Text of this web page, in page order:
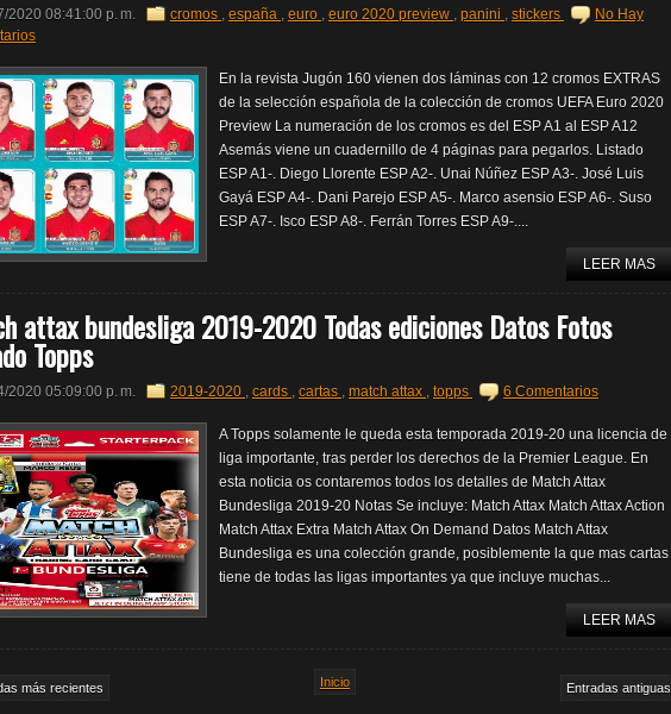
2020 08:41:00 p. m. cromos , españa , euro , euro 2020 preview , panini , stickers
No Hay
En la revista Jugón 160 vienen dos láminas con 12 cromos EXTRAS
de la selección española de la colección de cromos UEFA Euro 2020
Preview La numeración de los cromos es del ESP A1 al ESP A12
Asemás viene un cuadernillo de 4 páginas para pegarlos. Listado
ESP A1-. Diego Llorente ESP A2-. Unai Núñez ESP A3-. José Luis
Gayá ESP A4-. Dani Parejo ESP A5-. Marco asensio ESP A6-. Suso
ESP A7-. Isco ESP A8-. Ferrán Torres ESP A9-....
LEER MAS
attax bundesliga 2019-2020 Todas ediciones Datos Fotos
Topps
2020 05:09:00 p. m. 2019-2020 , cards , cartas , match attax , topps 6 Comentarios
A Topps solamente le queda esta temporada 2019-20 una licencia de
liga importante, tras perder los derechos de la Premier League. En
esta noticia os contaremos todos los detalles de Match Attax
Bundesliga 2019-20 Notas Se incluye: Match Attax Match Attax Action
Match Attax Extra Match Attax On Demand Datos Match Attax
Bundesliga es una colección grande, posiblemente la que mas cartas
tiene de todas las ligas importantes ya que incluye muchas...
LEER MAS
más recientes Entradas antiguas
Inicio